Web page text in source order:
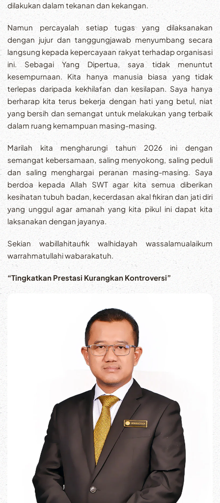
dilakukan dalam tekanan dan kekangan.
Namun percayalah setiap tugas yang dilaksanakan
dengan jujur dan tanggungjawab menyumbang secara
langsung kepada kepercayaan rakyat terhadap organisasi
ini. Sebagai Yang Dipertua, saya tidak menuntut
kesempurnaan. Kita hanya manusia biasa yang tidak
terlepas daripada kekhilafan dan kesilapan. Saya hanya
berharap kita terus bekerja dengan hati yang betul, niat
yang bersih dan semangat untuk melakukan yang terbaik
dalam ruang kemampuan masing-masing.
Marilah kita mengharungi tahun 2026 ini dengan
semangat kebersamaan, saling menyokong, saling peduli
dan saling menghargai peranan masing-masing. Saya
berdoa kepada Allah SWT agar kita semua diberikan
kesihatan tubuh badan, kecerdasan akal fikiran dan jati diri
yang unggul agar amanah yang kita pikul ini dapat kita
laksanakan dengan jayanya.
Sekian wabillahitaufik walhidayah wassalamualaikum
warrahmatullahi wabarakatuh.
“Tingkatkan Prestasi Kurangkan Kontroversi”